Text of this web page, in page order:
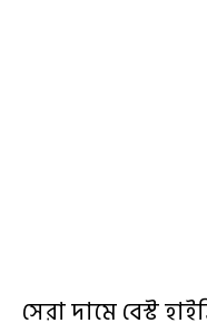
সেরা দামে বেস্ট